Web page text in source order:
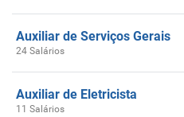
Auxiliar de Serviços Gerais
24 Salários
Auxiliar de Eletricista
11 Salários